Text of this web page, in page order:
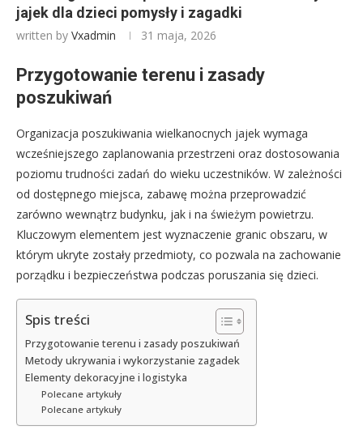
jajek dla dzieci pomysły i zagadki
written by Vxadmin 31 maja, 2026
Przygotowanie terenu i zasady
poszukiwań
Organizacja poszukiwania wielkanocnych jajek wymaga
wcześniejszego zaplanowania przestrzeni oraz dostosowania
poziomu trudności zadań do wieku uczestników. W zależności
od dostępnego miejsca, zabawę można przeprowadzić
zarówno wewnątrz budynku, jak i na świeżym powietrzu.
Kluczowym elementem jest wyznaczenie granic obszaru, w
którym ukryte zostały przedmioty, co pozwala na zachowanie
porządku i bezpieczeństwa podczas poruszania się dzieci.
Spis treści
Przygotowanie terenu i zasady poszukiwań
Metody ukrywania i wykorzystanie zagadek
Elementy dekoracyjne i logistyka
Polecane artykuły
Polecane artykuły